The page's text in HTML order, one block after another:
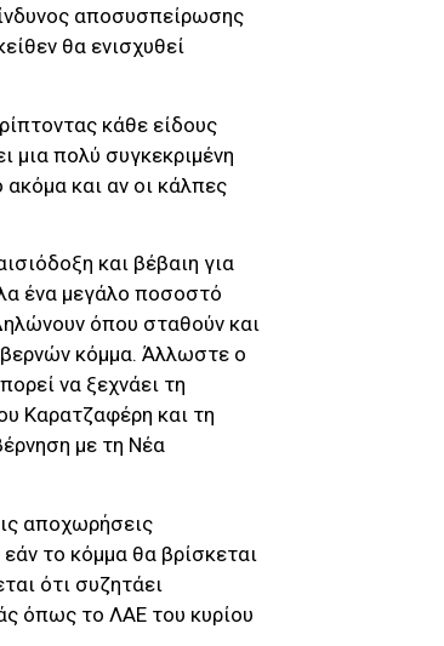
αποσυσπείρωσης
θα ενισχυθεί
κάθε είδους
μια πολύ συγκεκριμένη
ακόμα και αν οι κάλπες
και βέβαιη για
ένα μεγάλο ποσοστό
όπου σταθούν και
κόμμα. Άλλωστε ο
να ξεχνάει τη
Καρατζαφέρη και τη
με τη Νέα
αποχωρήσεις
το κόμμα θα βρίσκεται
ότι συζητάει
όπως το ΛΑΕ του κυρίου